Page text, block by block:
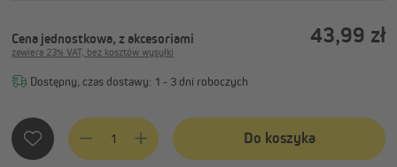
Cena jednostkowa, z akcesoriami 43,99 zł
zawiera 23% VAT, bez kosztów wysyłki
Dostępny, czas dostawy: 1 - 3 dni roboczych
Ilość produktu: Wprowadź żądaną ilość lub użyj
Do koszyka